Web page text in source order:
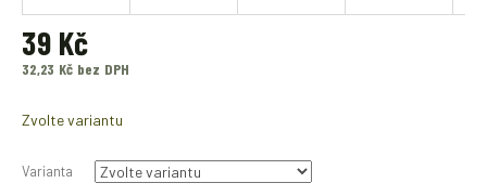
39 Kč
32,23 Kč bez DPH
cena:
Zvolte variantu
Varianta